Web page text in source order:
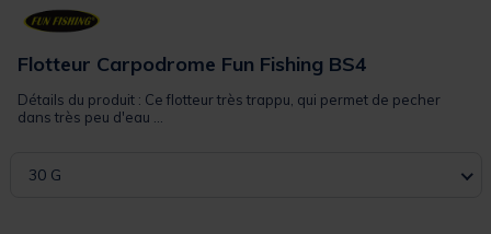
Flotteur Carpodrome Fun Fishing BS4
Détails du produit : Ce flotteur très trappu, qui permet de pecher
dans très peu d'eau ...
30 G